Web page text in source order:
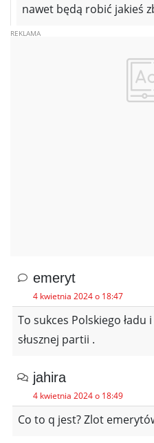
nawet będą robić jakieś
emeryt
4 kwietnia 2024 o 18:47
To sukces Polskiego
słusznej partii .
jahira
4 kwietnia 2024 o 18:49
Co to q jest? Zlot